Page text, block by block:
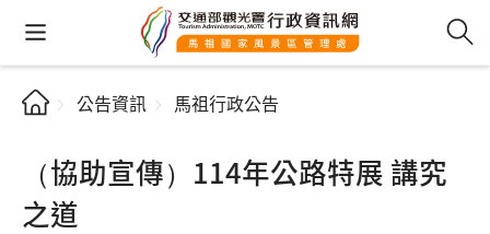
公告資訊 馬祖行政公告
（協助宣傳）114年公路特展 講究
之道